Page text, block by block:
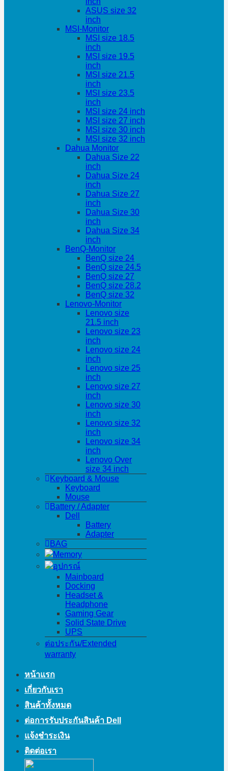
ASUS size 32
inch
MSI-Monitor
MSI size 18.5
inch
MSI size 19.5
inch
MSI size 21.5
inch
MSI size 23.5
inch
MSI size 24 inch
MSI size 27 inch
MSI size 30 inch
MSI size 32 inch
Dahua Monitor
Dahua Size 22
inch
Dahua Size 24
inch
Dahua Size 27
inch
Dahua Size 30
inch
Dahua Size 34
inch
BenQ-Monitor
BenQ size 24
BenQ size 24.5
BenQ size 27
BenQ size 28.2
BenQ size 32
Lenovo-Monitor
Lenovo size
21.5 inch
Lenovo size 23
inch
Lenovo size 24
inch
Lenovo size 25
inch
Lenovo size 27
inch
Lenovo size 30
inch
Lenovo size 32
inch
Lenovo size 34
inch
Lenovo Over
size 34 inch
Keyboard & Mouse
Keyboard
Mouse
Battery / Adapter
Dell
Battery
Adapter
BAG
Memory
อุปกรณ์
Mainboard
Docking
Headset &
Headphone
Gaming Gear
Solid State Drive
UPS
ต่อประกัน/Extended
warranty
หน้าแรก
เกี่ยวกับเรา
สินค้าทั้งหมด
ต่อการรับประกันสินค้า Dell
แจ้งชำระเงิน
ติดต่อเรา